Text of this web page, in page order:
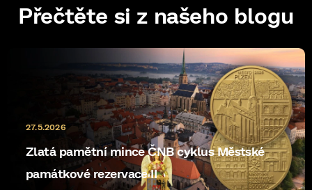
Přečtěte si z našeho blogu
Zlatá pamětní mince ČNB cyklus Městské
památkové rezervace II
27.5.2026